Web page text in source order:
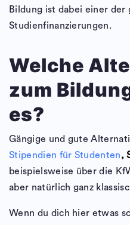
Bildung ist dabei einer
Studienfinanzierungen.
Welche
zum
es?
Gängige und gute
Stipendien für Studenten,
beispielsweise über die
aber natürlich ganz
Wenn du dich hier etwas